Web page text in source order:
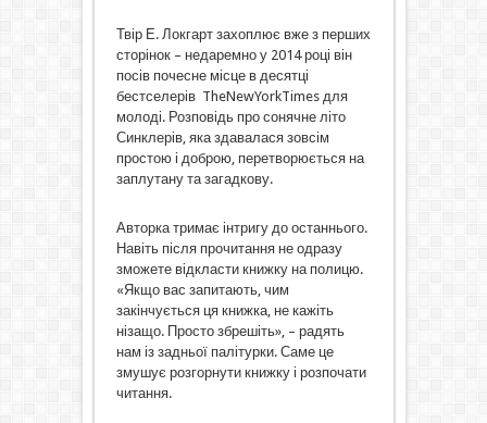
Твір Е. Локгарт захоплює вже з перших
сторінок – недаремно у 2014 році він
посів почесне місце в десятці
бестселерів TheNewYorkTimes для
молоді. Розповідь про сонячне літо
Синклерів, яка здавалася зовсім
простою і доброю, перетворюється на
заплутану та загадкову.
Авторка тримає інтригу до останнього.
Навіть після прочитання не одразу
зможете відкласти книжку на полицю.
«Якщо вас запитають, чим
закінчується ця книжка, не кажіть
нізащо. Просто збрешіть», – радять
нам із задньої палітурки. Саме це
змушує розгорнути книжку і розпочати
читання.